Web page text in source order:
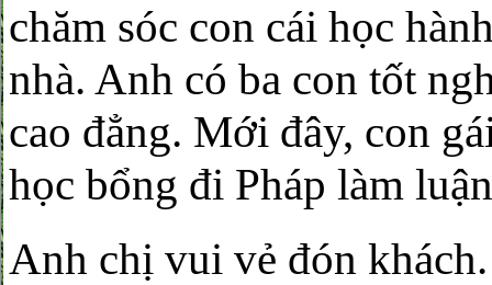
chăm sóc con cái học
nhà. Anh có ba con tốt
cao đẳng. Mới đây, con
học bổng đi Pháp làm
Anh chị vui vẻ đón